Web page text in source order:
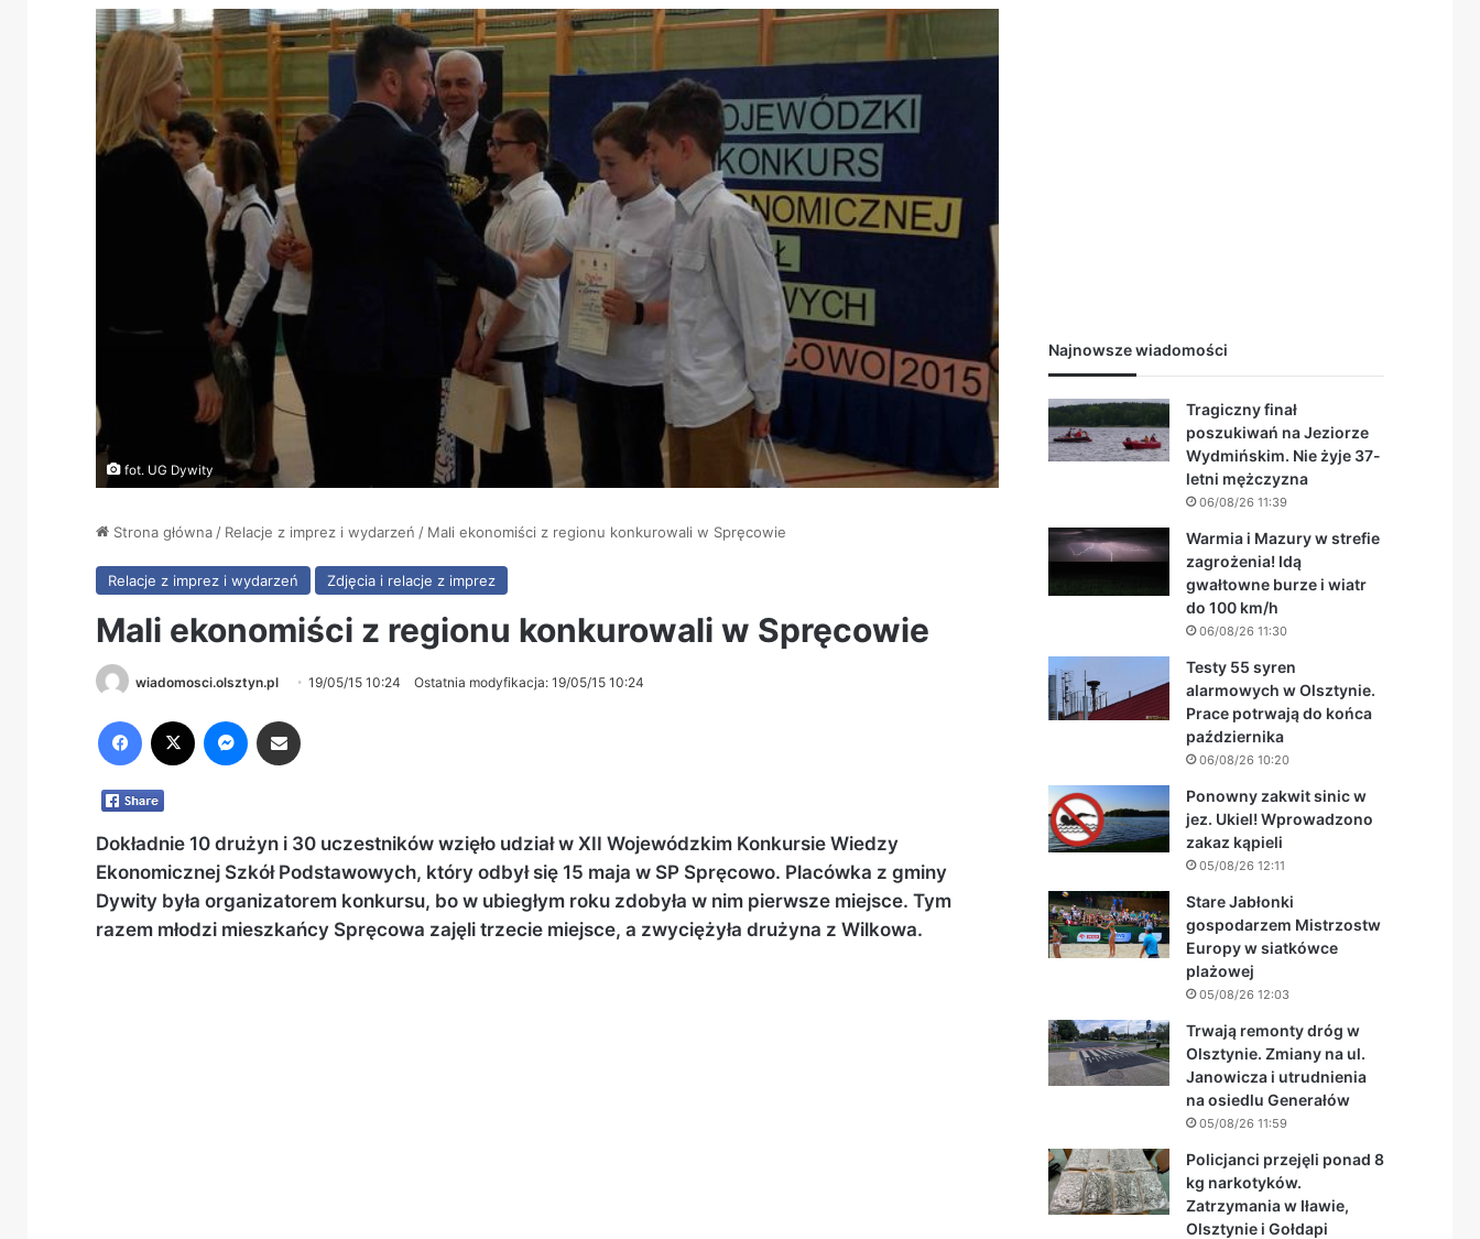
fot. UG Dywity
Strona główna / Relacje z imprez i wydarzeń / Mali ekonomiści z regionu konkurowali w Spręcowie
Relacje z imprez i wydarzeń Zdjęcia i relacje z imprez
Mali ekonomiści z regionu konkurowali w Spręcowie
wiadomosci.olsztyn.pl 19/05/15 10:24 Ostatnia modyfikacja: 19/05/15 10:24
Dokładnie 10 drużyn i 30 uczestników wzięło udział w XII Wojewódzkim Konkursie Wiedzy
Ekonomicznej Szkół Podstawowych, który odbył się 15 maja w SP Spręcowo. Placówka z gminy
Dywity była organizatorem konkursu, bo w ubiegłym roku zdobyła w nim pierwsze miejsce. Tym
razem młodzi mieszkańcy Spręcowa zajęli trzecie miejsce, a zwyciężyła drużyna z Wilkowa.
Najnowsze wiadomości
Tragiczny finał
poszukiwań na Jeziorze
Wydmińskim. Nie żyje 37-
letni mężczyzna
06/08/26 11:39
Warmia i Mazury w strefie
zagrożenia! Idą
gwałtowne burze i wiatr
do 100 km/h
06/08/26 11:30
Testy 55 syren
alarmowych w Olsztynie.
Prace potrwają do końca
października
06/08/26 10:20
Ponowny zakwit sinic w
jez. Ukiel! Wprowadzono
zakaz kąpieli
05/08/26 12:11
Stare Jabłonki
gospodarzem Mistrzostw
Europy w siatkówce
plażowej
05/08/26 12:03
Trwają remonty dróg w
Olsztynie. Zmiany na ul.
Janowicza i utrudnienia
na osiedlu Generałów
05/08/26 11:59
Policjanci przejęli ponad 8
kg narkotyków.
Zatrzymania w Iławie,
Olsztynie i Gołdapi